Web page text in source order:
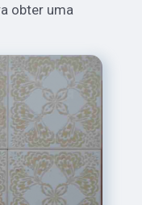
obter uma